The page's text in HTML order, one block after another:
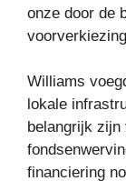
onze door de
Williams
lokale
belangrijk
financiering